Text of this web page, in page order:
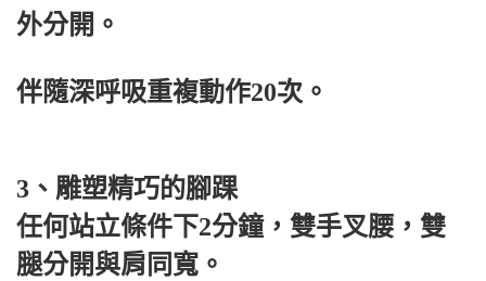
外分開。
伴隨深呼吸重複動作20次。
3、雕塑精巧的腳踝
任何站立條件下2分鐘，雙手叉腰，雙
腿分開與肩同寬。